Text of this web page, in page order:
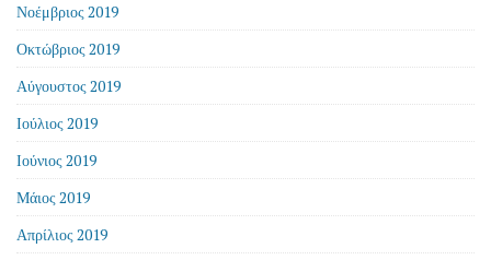
Νοέμβριος 2019
Οκτώβριος 2019
Αύγουστος 2019
Ιούλιος 2019
Ιούνιος 2019
Μάιος 2019
Απρίλιος 2019